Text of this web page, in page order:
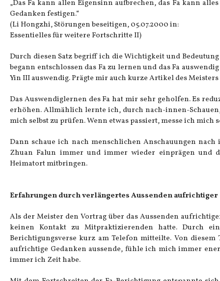
„Das Fa kann allen Eigensinn aufbrechen, das Fa kann
Gedanken festigen.“
(Li Hongzhi, Störungen beseitigen, 05.07.2000 in:
Essentielles für weitere Fortschritte II)
Durch diesen Satz begriff ich die Wichtigkeit und
begann entschlossen das Fa zu lernen und das Fa
Yin III auswendig. Prägte mir auch kurze Artikel des
Das Auswendiglernen des Fa hat mir sehr geholfen. Es
erhöhen. Allmählich lernte ich, durch nach-innen-
mich selbst zu prüfen. Wenn etwas passiert, messe ich mich
Dann schaue ich nach menschlichen Anschauungen
Zhuan Falun immer und immer wieder einprägen und
Heimatort mitbringen.
Erfahrungen durch verlängertes Aussenden aufrichtiger
Als der Meister den Vortrag über das Aussenden
keinen Kontakt zu Mitpraktizierenden hatte. Durch
Berichtigungsverse kurz am Telefon mitteilte. Von
aufrichtige Gedanken aussende, fühle ich mich immer
immer ich Zeit habe.